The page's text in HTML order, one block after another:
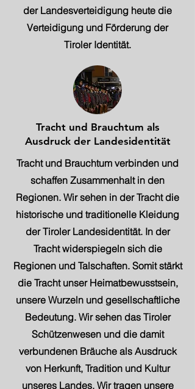
der Landesverteidigung heute die
Verteidigung und Förderung der
Tiroler Identität.
Tracht und Brauchtum als
Ausdruck der Landesidentität
Tracht und Brauchtum verbinden und
schaffen Zusammenhalt in den
Regionen. Wir sehen in der Tracht die
historische und traditionelle Kleidung
der Tiroler Landesidentität. In der
Tracht widerspiegeln sich die
Regionen und Talschaften. Somit stärkt
die Tracht unser Heimatbewusstsein,
unsere Wurzeln und gesellschaftliche
Bedeutung. Wir sehen das Tiroler
Schützenwesen und die damit
verbundenen Bräuche als Ausdruck
von Herkunft, Tradition und Kultur
unseres Landes. Wir tragen unsere